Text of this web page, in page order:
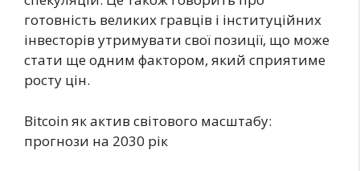
готовність великих гравців і інституційних
інвесторів утримувати свої позиції, що може
стати ще одним фактором, який сприятиме
росту цін.
Bitcoin як актив світового масштабу:
прогнози на 2030 рік